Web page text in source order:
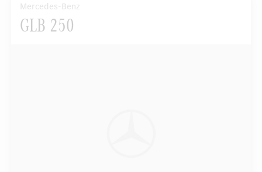
Mercedes-Benz
GLB 250